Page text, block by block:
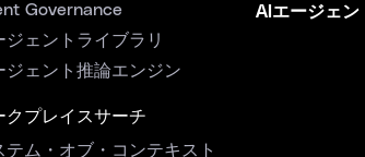
Governance
ジェントライブラリ
ジェント推論エンジン
クプレイスサーチ
テム・オブ・コンテキスト
AIエージェン